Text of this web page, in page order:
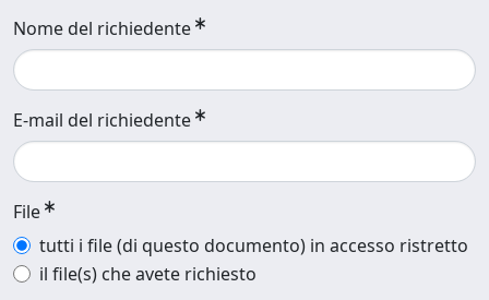
Nome del richiedente
E-mail del richiedente
File
tutti i file (di questo documento) in accesso ristretto
il file(s) che avete richiesto